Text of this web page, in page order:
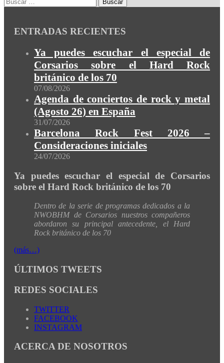
ENTRADAS RECIENTES
Ya puedes escuchar el especial de
Corsarios sobre el Hard Rock
británico de los 70
07/08/2026
Agenda de conciertos de rock y metal
(Agosto 26) en España
31/07/2026
Barcelona Rock Fest 2026 –
Consideraciones iniciales
24/07/2026
Ya puedes escuchar el especial de Corsarios
sobre el Hard Rock británico de los 70
Dentro de la serie de programas dedicados a la
NWOBHM de Corsarios nuestros compañeros
abordaron su principal antecedente, el Hard
Rock británico de los 70
(más…)
ÚLTIMOS TWEETS
REDES SOCIALES
TWITTER
FACEBOOK
INSTAGRAM
ACERCA DE NOSOTROS